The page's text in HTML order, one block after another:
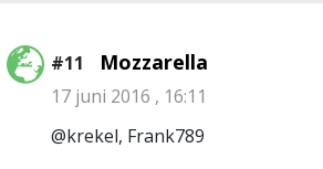
#11 Mozzarella
17 juni 2016 , 16:11
@krekel, Frank789